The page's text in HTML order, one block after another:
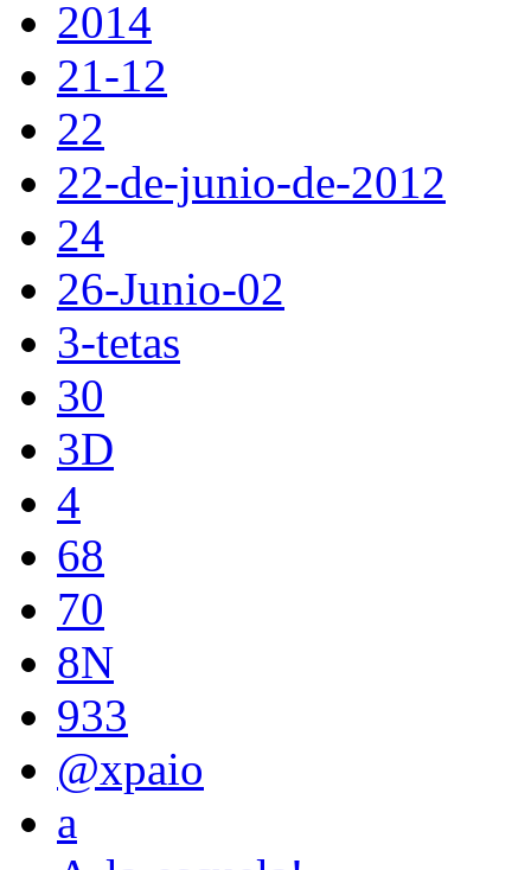
2014
21-12
22
22-de-junio-de-2012
24
26-Junio-02
3-tetas
30
3D
4
68
70
8N
933
@xpaio
a